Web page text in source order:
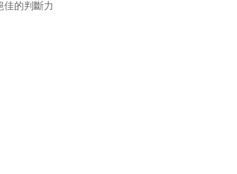
佳的判斷力